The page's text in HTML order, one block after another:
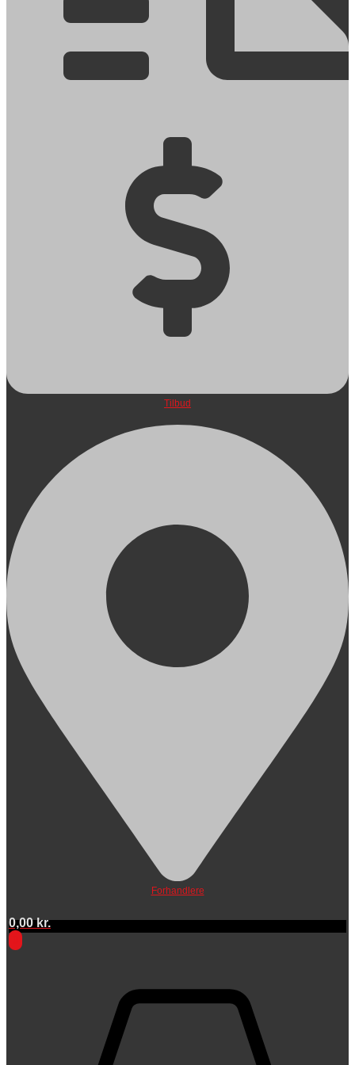
Tilbud
Forhandlere
0,00kr.